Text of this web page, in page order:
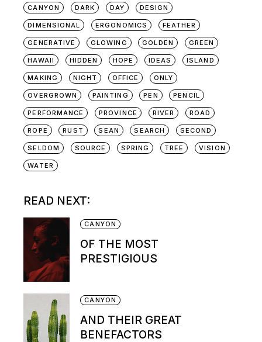
CANYON DARK DAY DESIGN
DIMENSIONAL ERGONOMICS FEATHER
GENERATIVE GLOWING GOLDEN GREEN
HAWAII HIDDEN HOPE IDEAS ISLAND
MAKING NIGHT OFFICE ONLY
OVERGROWN PAINTING PEN PENCIL
PERFORMANCE PROVINCE RIVER ROAD
ROPE RUST SEAN SEARCH SECOND
SELDOM SOURCE SPRING TREE VISION
WATER
READ NEXT:
CANYON
OF THE MOST
PRESTIGIOUS
CANYON
AND THEIR GREAT
BENEFACTORS